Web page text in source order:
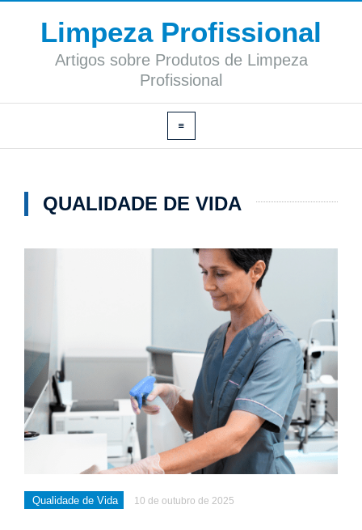
Limpeza Profissional
Artigos sobre Produtos de Limpeza
Profissional
QUALIDADE DE VIDA
Qualidade de Vida 10 de outubro de 2025